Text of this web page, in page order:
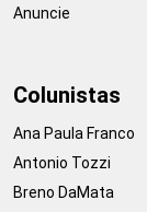
Anuncie
Colunistas
Ana Paula Franco
Antonio Tozzi
Breno DaMata